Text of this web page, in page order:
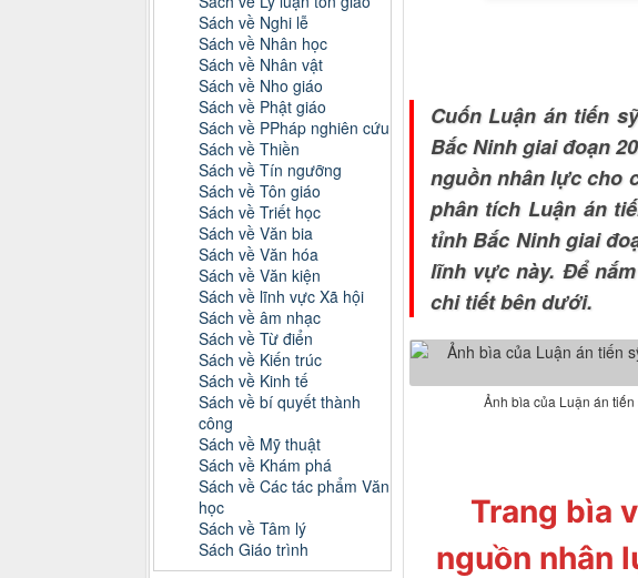
Cuốn Luận án tiến
Bắc Ninh giai đoạn
nguồn nhân lực cho
phân tích Luận án
tỉnh Bắc Ninh giai
lĩnh vực này. Để
chi tiết bên dưới.
Ảnh bìa của Luận án
Trang bìa
nguồn nhân
Sách về Nghi lễ
Sách về Nhân học
Sách về Nhân vật
Sách về Nho giáo
Sách về Phật giáo
Sách về PPháp nghiên cứu
Sách về Thiền
Sách về Tín ngưỡng
Sách về Tôn giáo
Sách về Triết học
Sách về Văn bia
Sách về Văn hóa
Sách về Văn kiện
Sách về lĩnh vực Xã hội
Sách về âm nhạc
Sách về Từ điển
Sách về Kiến trúc
Sách về Kinh tế
Sách về bí quyết thành
công
Sách về Mỹ thuật
Sách về Khám phá
Sách về Các tác phẩm Văn
học
Sách về Tâm lý
Sách Giáo trình